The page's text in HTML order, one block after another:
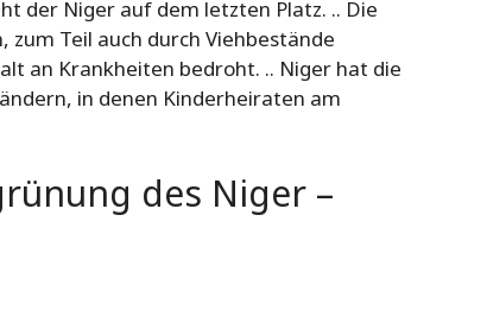
der Niger auf dem letzten Platz. .. Die
Teil auch durch Viehbestände
an Krankheiten bedroht. .. Niger hat die
in denen Kinderheiraten am
des Niger –